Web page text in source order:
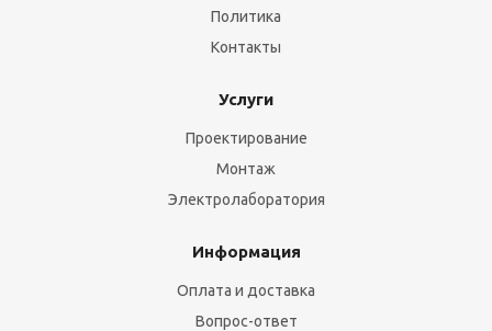
Политика
Контакты
Услуги
Проектирование
Монтаж
Электролаборатория
Информация
Оплата и доставка
Вопрос-ответ